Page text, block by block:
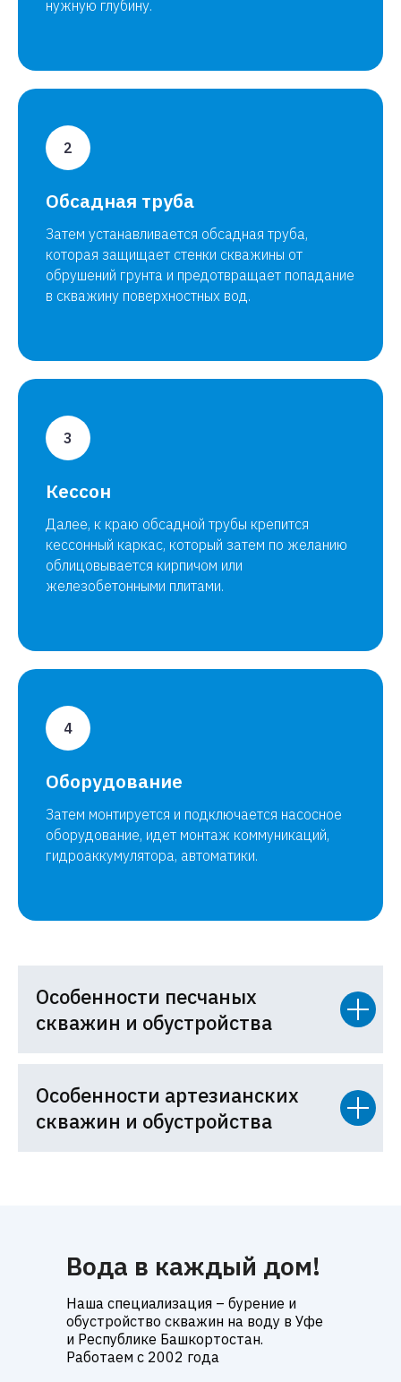
нужную глубину.
Обсадная труба
Затем устанавливается обсадная труба,
которая защищает стенки скважины от
обрушений грунта и предотвращает попадание
в скважину поверхностных вод.
Кессон
Далее, к краю обсадной трубы крепится
кессонный каркас, который затем по желанию
облицовывается кирпичом или
железобетонными плитами.
Оборудование
Затем монтируется и подключается насосное
оборудование, идет монтаж коммуникаций,
гидроаккумулятора, автоматики.
Особенности песчаных
скважин и обустройства
Особенности артезианских
скважин и обустройства
Вода в каждый дом!
Наша специализация – бурение и
обустройство скважин на воду в Уфе
и Республике Башкортостан.
Работаем с 2002 года